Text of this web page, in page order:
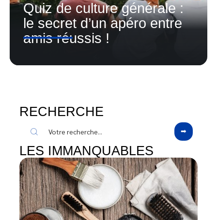
Quiz de culture générale :
le secret d’un apéro entre
amis réussis !
RECHERCHE
LES IMMANQUABLES